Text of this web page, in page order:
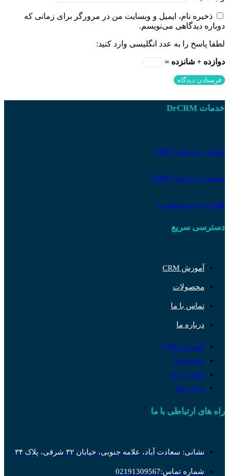
ذخیره نام، ایمیل و وبسایت من در مرورگر برای زمانی که
دوباره دیدگاهی می‌نویسم.
لطفا پاسخ را به عدد انگلیسی وارد کنید:
دوازده + شانزده =
خدمات DrCRM
انتخاب نرم افزار CRM
استقرار نرم افزار CRM
طراحی تجربه مشتری
دسترسی سریع
آموزش CRM
محصولات
تماس با ما
درباره ما
آموزش CRM
محصولات
تماس با ما
درباره ما
راه های ارتباطی با ما
نشانی: سعادت آباد، علامه جنوبی، خیابان ۳۲ شرقی، پلاک ۳۴
شماره تماس:02191309567